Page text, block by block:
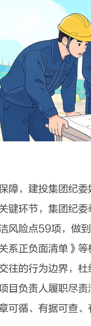
，建投集团纪委
键环节，集团纪
风险点59项，做
系正负面清单》
往的行为边界，
目负责人履职尽
循、有据可查、